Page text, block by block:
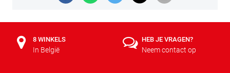
8 WINKELS
In België
HEB JE VRAGEN?
Neem contact op